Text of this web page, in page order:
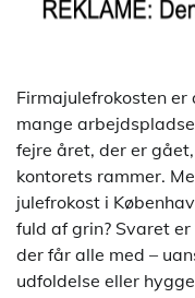
Firmajulefrokosten
mange
fejre året, der er
kontorets rammer.
julefrokost i
fuld af grin? Svaret
der får alle med –
udfoldelse eller